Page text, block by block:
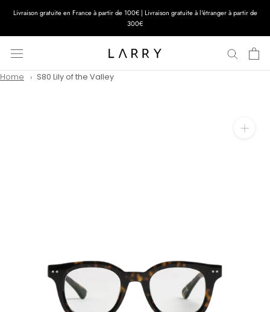
contenu
Livraison gratuite en France à partir de 100€ | Livraison gratuite à l'étranger à partir de
300€
Home S80 Lily of the Valley